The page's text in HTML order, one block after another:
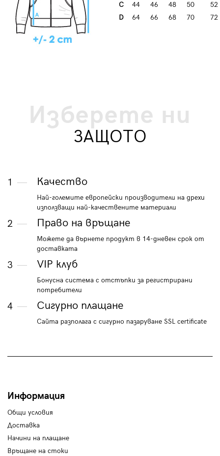
C
44 46 48 50
52
D
64 66 68 70 72
Изберете ни
ЗАЩОТО
1 Качество
Най-големите европейски производители на дрехи
използващи най-качествените материали
2 Право на връщане
Можете да върнете продукт в 14-дневен срок от
доставката
3 VIP клуб
Бонусна система с отстъпки за регистрирани
потребители
4 Сигурно плащане
Сайта разполага с сигурно пазаруване SSL certificate
Информация
Общи условия
Доставка
Начини на плащане
Връщане на стоки